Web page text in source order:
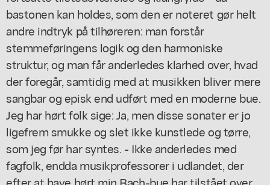
bastonen kan holdes, som den er noteret gør helt
andre indtryk på tilhøreren: man forstår
stemmeføringens logik og den harmoniske
struktur, og man får anderledes klarhed over, hvad
der foregår, samtidig med at musikken bliver mere
sangbar og episk end udført med en moderne bue.
Jeg har hørt folk sige: Ja, men disse sonater er jo
ligefrem smukke og slet ikke kunstlede og tørre,
som jeg før har syntes. - Ikke anderledes med
fagfolk, endda musikprofessorer i udlandet, der
efter at have hørt min Bach-bue har tilstået over